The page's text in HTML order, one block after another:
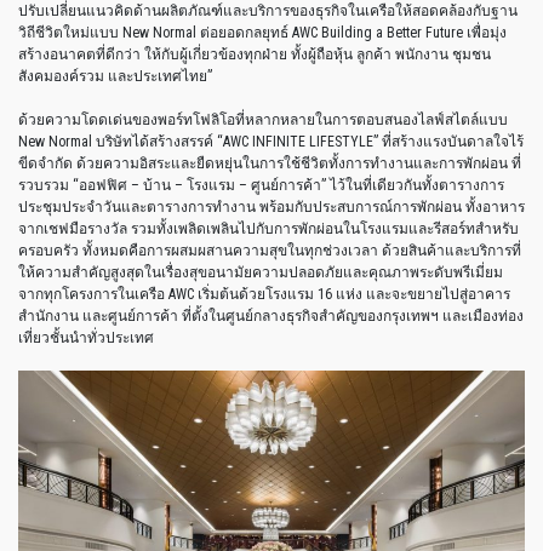
ปรับเปลี่ยนแนวคิดด้านผลิตภัณฑ์และบริการของธุรกิจในเครือให้สอดคล้องกับฐาน
วิถีชีวิตใหม่แบบ New Normal ต่อยอดกลยุทธ์ AWC Building a Better Future เพื่อมุ่ง
สร้างอนาคตที่ดีกว่า ให้กับผู้เกี่ยวข้องทุกฝ่าย ทั้งผู้ถือหุ้น ลูกค้า พนักงาน ชุมชน
สังคมองค์รวม และประเทศไทย”
ด้วยความโดดเด่นของพอร์ทโฟลิโอที่หลากหลายในการตอบสนองไลฟ์สไตล์แบบ
New Normal บริษัทได้สร้างสรรค์ “AWC INFINITE LIFESTYLE” ที่สร้างแรงบันดาลใจไร้
ขีดจำกัด ด้วยความอิสระและยืดหยุ่นในการใช้ชีวิตทั้งการทำงานและการพักผ่อน ที่
รวบรวม “ออฟฟิศ – บ้าน – โรงแรม – ศูนย์การค้า” ไว้ในที่เดียวกันทั้งตารางการ
ประชุมประจำวันและตารางการทำงาน พร้อมกับประสบการณ์การพักผ่อน ทั้งอาหาร
จากเชฟมือรางวัล รวมทั้งเพลิดเพลินไปกับการพักผ่อนในโรงแรมและรีสอร์ทสำหรับ
ครอบครัว ทั้งหมดคือการผสมผสานความสุขในทุกช่วงเวลา ด้วยสินค้าและบริการที่
ให้ความสำคัญสูงสุดในเรื่องสุขอนามัยความปลอดภัยและคุณภาพระดับพรีเมี่ยม
จากทุกโครงการในเครือ AWC เริ่มต้นด้วยโรงแรม 16 แห่ง และจะขยายไปสู่อาคาร
สำนักงาน และศูนย์การค้า ที่ตั้งในศูนย์กลางธุรกิจสำคัญของกรุงเทพฯ และเมืองท่อง
เที่ยวชั้นนำทั่วประเทศ